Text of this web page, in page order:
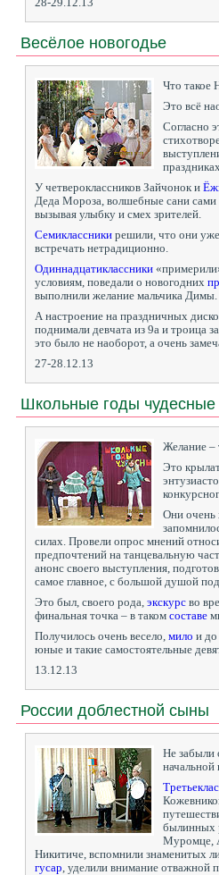
Весёлое новогодье
Что такое
Это всё
Согласно
У четвероклассников Зайчонок и
Деда Мороза, волшебные сани
вызывая улыбку и смех зрителей.
Семиклассники решили, что они
встречать нетрадиционно.
Одиннадцатиклассники
условиям, поведали о новогодних
выполнили желание мальчика Димы.
А настроение на праздничных
поднимали девчата из 9а и троица
это было не наоборот, а очень
27-28.12.13
Школьные годы чудесные
Желание –
Это
Они очень
силах. Провели опрос мнений
предпочтений на танцевальную
анонс своего выступления,
самое главное, с большой душой
Это был, своего рода, экскурс во
финальная точка – в таком составе
Получилось очень весело, мило и до
юные и такие самостоятельные
13.12.13
России доблестной сыны
Не забыли
былинных
Муромце,
Никитиче, вспомнили знаменитых
гусар , уделили внимание отважной